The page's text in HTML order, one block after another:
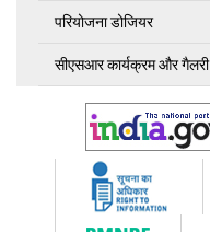
परियोजना डोजियर
सीएसआर कार्यक्रम और गैलरी